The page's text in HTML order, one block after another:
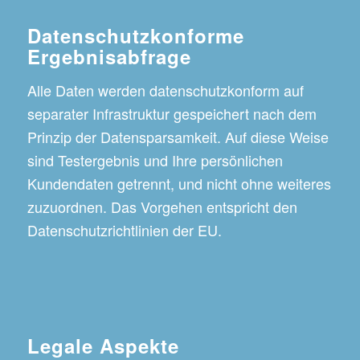
Datenschutzkonforme
Ergebnisabfrage
Alle Daten werden datenschutzkonform auf
separater Infrastruktur gespeichert nach dem
Prinzip der Datensparsamkeit. Auf diese Weise
sind Testergebnis und Ihre persönlichen
Kundendaten getrennt, und nicht ohne weiteres
zuzuordnen. Das Vorgehen entspricht den
Datenschutzrichtlinien der EU.
Legale Aspekte